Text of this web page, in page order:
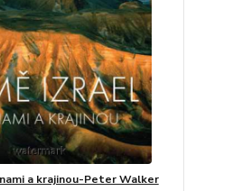
a krajinou-Peter Walker